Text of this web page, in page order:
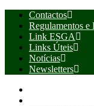
Contactos
Regulamentos e
Link ESGA
Links Úteis
Notícias
Newsletters